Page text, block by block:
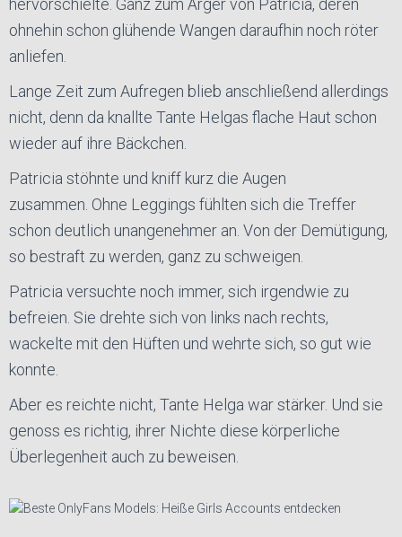
hervorschielte. Ganz zum Ärger von Patricia, deren
ohnehin schon glühende Wangen daraufhin noch röter
anliefen.
Lange Zeit zum Aufregen blieb anschließend allerdings
nicht, denn da knallte Tante Helgas flache Haut schon
wieder auf ihre Bäckchen.
Patricia stöhnte und kniff kurz die Augen
zusammen. Ohne Leggings fühlten sich die Treffer
schon deutlich unangenehmer an. Von der Demütigung,
so bestraft zu werden, ganz zu schweigen.
Patricia versuchte noch immer, sich irgendwie zu
befreien. Sie drehte sich von links nach rechts,
wackelte mit den Hüften und wehrte sich, so gut wie
konnte.
Aber es reichte nicht, Tante Helga war stärker. Und sie
genoss es richtig, ihrer Nichte diese körperliche
Überlegenheit auch zu beweisen.